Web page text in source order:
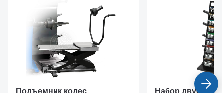
Подъемник колес
Набор